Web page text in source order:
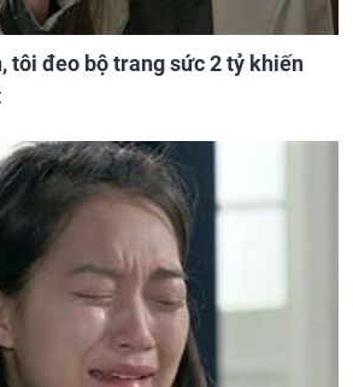
tôi đeo bộ trang sức 2 tỷ khiến